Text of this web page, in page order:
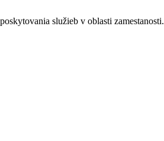
služieb v oblasti zamestanosti.